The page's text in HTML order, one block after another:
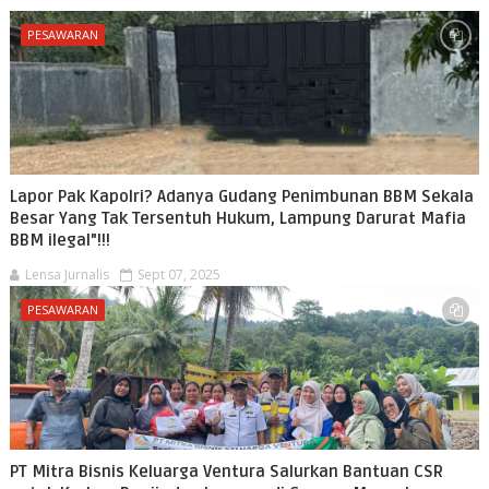
PESAWARAN
Lapor Pak Kapolri? Adanya Gudang Penimbunan BBM Sekala
Besar Yang Tak Tersentuh Hukum, Lampung Darurat Mafia
BBM ilegal"!!!
Lensa Jurnalis Sept 07, 2025
PESAWARAN
PT Mitra Bisnis Keluarga Ventura Salurkan Bantuan CSR